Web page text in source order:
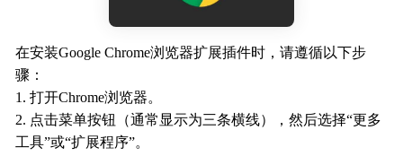
在安装Google Chrome浏览器扩展插件时，请遵循以下步
骤：
1. 打开Chrome浏览器。
2. 点击菜单按钮（通常显示为三条横线），然后选择“更多
工具”或“扩展程序”。